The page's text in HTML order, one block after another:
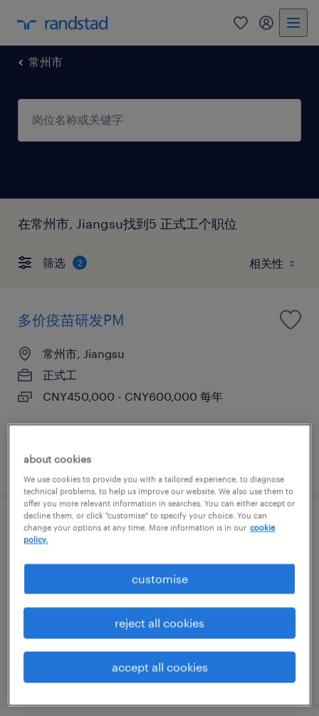
常州市
在常州市, Jiangsu找到5 正式工个职位
筛选 2
多价疫苗研发PM
常州市, Jiangsu
正式工
CNY450,000 - CNY600,000 每年
发布于 26 五月 2026
质量工程师
常州市, Jiangsu
CNY120,000 - CNY144,000 每年
发布于 12 六月 2026
about cookies
We use cookies to provide you with a tailored experience, to diagnose
technical problems, to help us improve our website. We also use them to
offer you more relevant information in searches. You can either accept or
decline them, or click "customise" to specify your choice. You can
change your options at any time. More information is in our cookie
policy.
customise
reject all cookies
accept all cookies